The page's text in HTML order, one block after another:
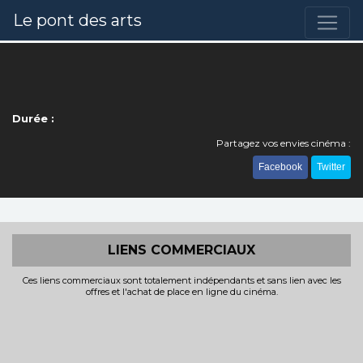
Le pont des arts
Durée :
Partagez vos envies cinéma :
Facebook Twitter
LIENS COMMERCIAUX
Ces liens commerciaux sont totalement indépendants et sans lien avec les
offres et l'achat de place en ligne du cinéma.